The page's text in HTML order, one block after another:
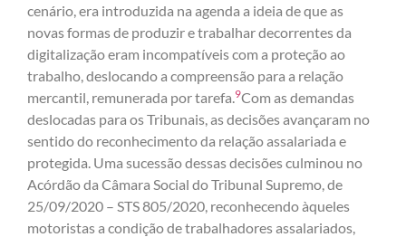
cenário, era introduzida na agenda a ideia de que as
novas formas de produzir e trabalhar decorrentes da
digitalização eram incompatíveis com a proteção ao
trabalho, deslocando a compreensão para a relação
mercantil, remunerada por tarefa. 9Com as demandas
deslocadas para os Tribunais, as decisões avançaram no
sentido do reconhecimento da relação assalariada e
protegida. Uma sucessão dessas decisões culminou no
Acórdão da Câmara Social do Tribunal Supremo, de
25/09/2020 – STS 805/2020, reconhecendo àqueles
motoristas a condição de trabalhadores assalariados,